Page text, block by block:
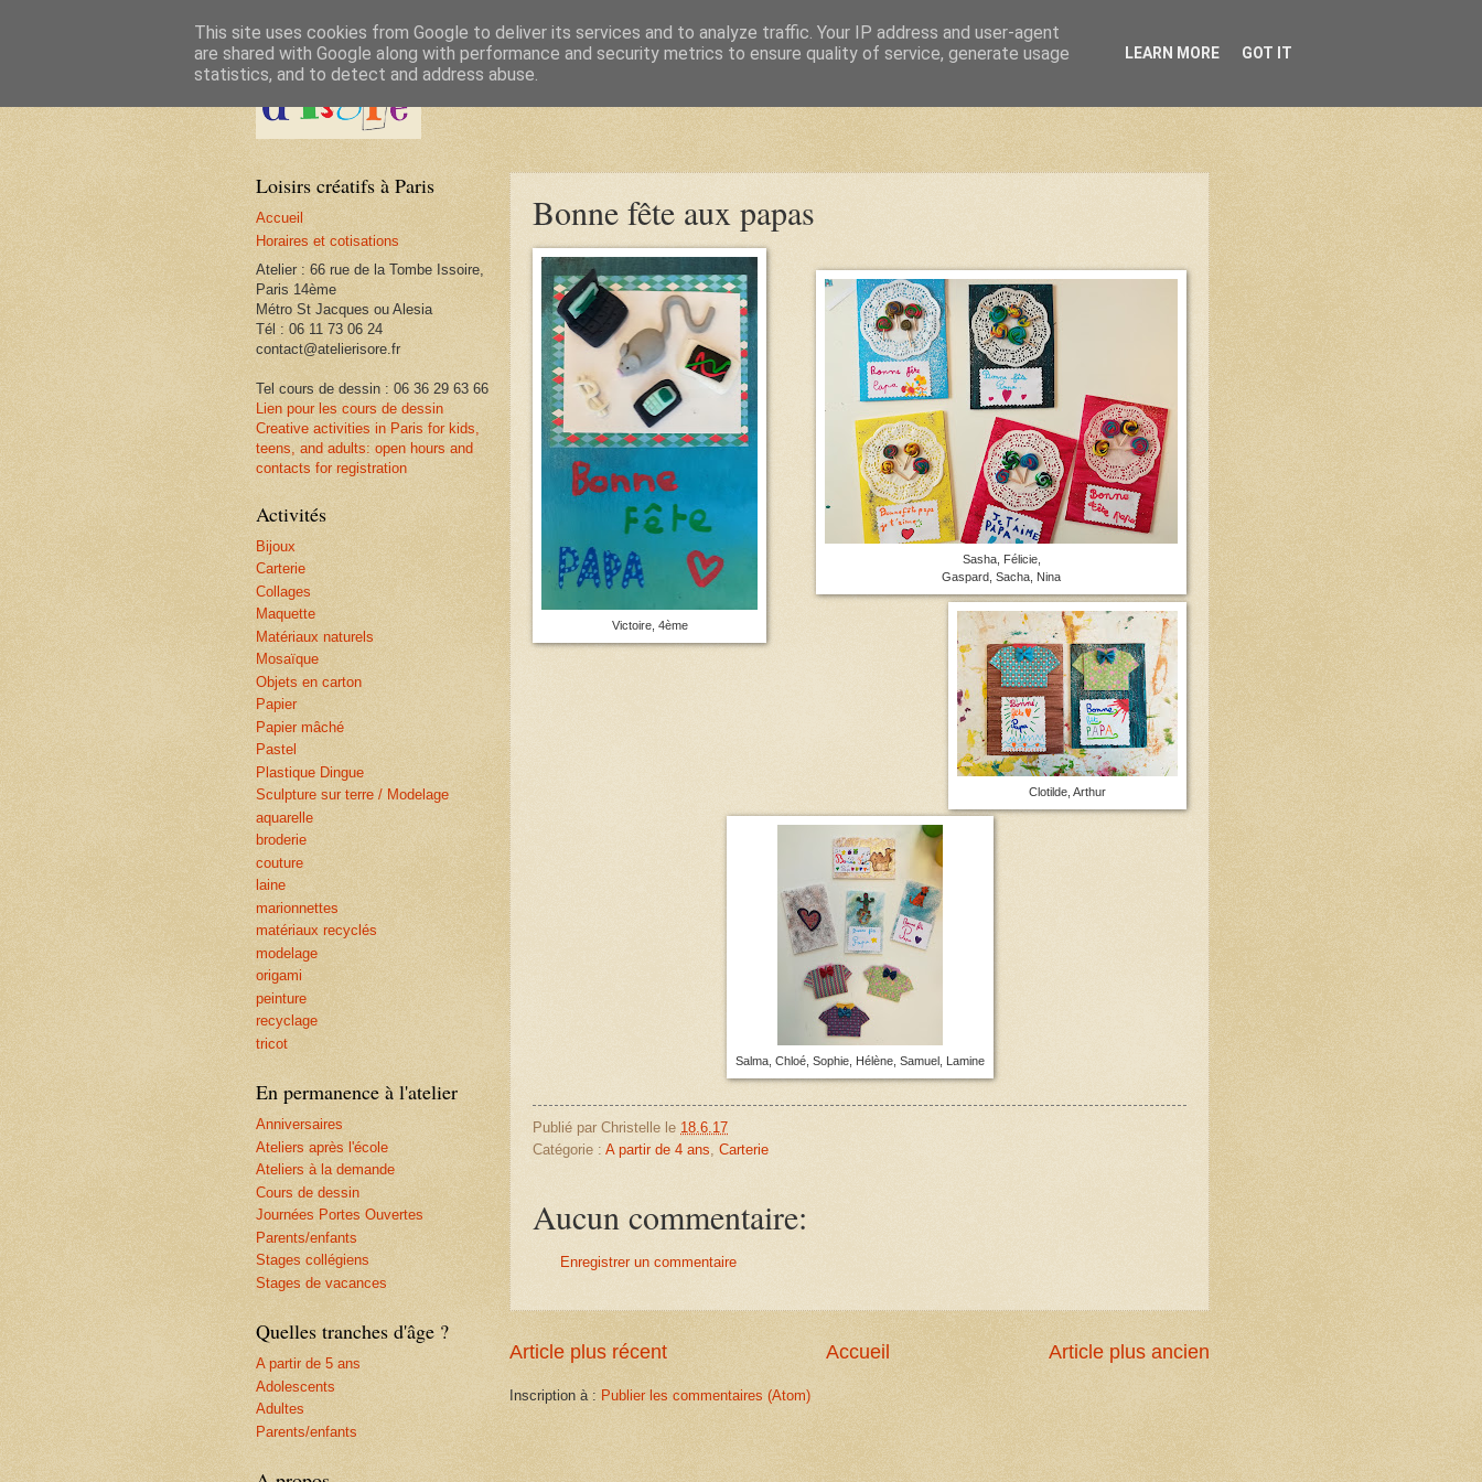
Bonne fête aux papas
Victoire, 4ème
Sasha, Félicie,
Gaspard, Sacha, Nina
Clotilde, Arthur
Salma, Chloé, Sophie, Hélène, Samuel, Lamine
Publié par Christelle le 18.6.17
Catégorie : A partir de 4 ans Carterie
Aucun commentaire:
Enregistrer un commentaire
Article plus récent Article plus ancien
Accueil
Inscription à : Publier les commentaires (Atom)
Loisirs créatifs à Paris
Accueil
Horaires et cotisations
Atelier : 66 rue de la Tombe Issoire,
Paris 14ème
Métro St Jacques ou Alesia
Tél : 06 11 73 06 24
contact@atelierisore.fr
Tel cours de dessin : 06 36 29 63 66
Lien pour les cours de dessin
Creative activities in Paris for kids,
teens, and adults: open hours and
contacts for registration
Activités
Bijoux
Carterie
Collages
Maquette
Matériaux naturels
Mosaïque
Objets en carton
Papier
Papier mâché
Pastel
Plastique Dingue
Sculpture sur terre / Modelage
aquarelle
broderie
couture
laine
marionnettes
matériaux recyclés
modelage
origami
peinture
recyclage
tricot
En permanence à l'atelier
Anniversaires
Ateliers après l'école
Ateliers à la demande
Cours de dessin
Journées Portes Ouvertes
Parents/enfants
Stages collégiens
Stages de vacances
Quelles tranches d'âge ?
A partir de 5 ans
Adolescents
Adultes
Parents/enfants
This site uses cookies from Google to deliver its services and to analyze traffic. Your IP address and user-agent
are shared with Google along with performance and security metrics to ensure quality of service, generate usage
statistics, and to detect and address abuse.
LEARN MORE GOT IT